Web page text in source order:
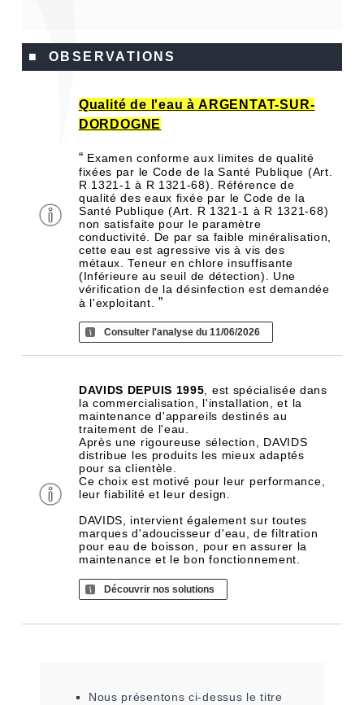
■ OBSERVATIONS
Qualité de l'eau à ARGENTAT-SUR-
DORDOGNE
“ Examen conforme aux limites de qualité
fixées par le Code de la Santé Publique (Art.
R 1321-1 à R 1321-68). Référence de
qualité des eaux fixée par le Code de la
Santé Publique (Art. R 1321-1 à R 1321-68)
non satisfaite pour le paramètre
conductivité. De par sa faible minéralisation,
cette eau est agressive vis à vis des
métaux. Teneur en chlore insuffisante
(Inférieure au seuil de détection). Une
vérification de la désinfection est demandée
à l'exploitant.”
Consulter l'analyse du 11/06/2026
DAVIDS DEPUIS 1995 , est spécialisée dans
la commercialisation, l'installation, et la
maintenance d'appareils destinés au
traitement de l'eau.
Après une rigoureuse sélection, DAVIDS
distribue les produits les mieux adaptés
pour sa clientèle.
Ce choix est motivé pour leur performance,
leur fiabilité et leur design.
DAVIDS, intervient également sur toutes
marques d'adoucisseur d'eau, de filtration
pour eau de boisson, pour en assurer la
maintenance et le bon fonctionnement.
Découvrir nos solutions
Nous présentons ci-dessus le titre